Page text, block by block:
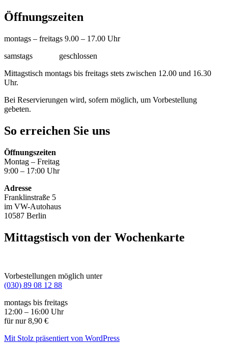
Öffnungszeiten
montags – freitags 9.00 – 17.00 Uhr
samstags geschlossen
Mittagstisch montags bis freitags stets zwischen 12.00 und 16.30
Uhr.
Bei Reservierungen wird, sofern möglich, um Vorbestellung
gebeten.
So erreichen Sie uns
Öffnungszeiten
Montag – Freitag
9:00 – 17:00 Uhr
Adresse
Franklinstraße 5
im VW-Autohaus
10587 Berlin
Mittagstisch von der Wochenkarte
Vorbestellungen möglich unter
(030) 89 08 12 88
montags bis freitags
12:00 – 16:00 Uhr
für nur 8,90 €
Mit Stolz präsentiert von WordPress